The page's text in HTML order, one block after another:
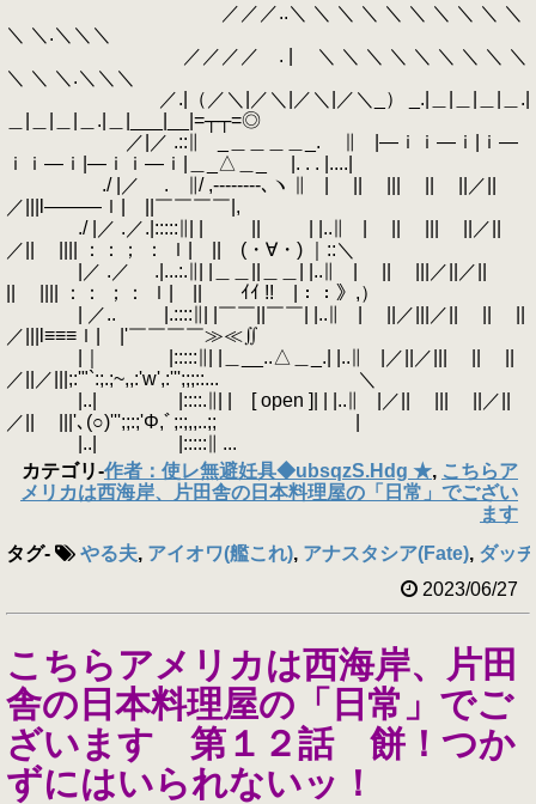
／／／..＼ ＼ ＼ ＼ ＼ ＼ ＼ ＼ ＼ ＼
＼ ＼.＼＼＼
／／／／ . | ＼ ＼ ＼ ＼ ＼ ＼ ＼ ＼ ＼
＼ ＼ ＼.＼＼＼
／.|（／＼|／＼|／＼|／＼_） _.|＿|＿|＿|＿.|
＿|＿|＿|＿.|＿|___|__|=┬┬=◎
／|／ .::∥ _＿＿＿＿_. ∥ |―ｉｉ―ｉ|ｉ―
ｉｉ―ｉ|―ｉｉ―ｉ|＿_△＿_ |. . . |....|
./ |／ . ∥/ ,--------､ヽ ∥ | || ||| || ||／||
／|||l―――ｌ| ||￣￣￣￣|,
./ |／ .／.|:::::∥| | || | |..∥ | || ||| ||／||
／|| |||| ：：； ： ｌ| || (・∀・) ｜::＼
|／ .／ .|...:.∥| |＿＿||＿＿| |..∥ | || |||／||／||
|| |||| ：： ；： ｌ| || ｲｲ !! |：：》,）
| ／.. |.::::∥| |￣￣||￣￣| |..∥ | ||／|||／|| || ||
／|||l≡≡≡ｌ| |'￣￣￣￣≫≪∬
|｜ |:::::∥| |＿__..△＿_.| |..∥ |／||／||| || ||
／||／|||;:'"`:;.;~,,:'w',:''';;;::... ＼
|..| |::::.∥| | [ open ]| | |..∥ |／|| ||| ||／||
／|| |||'､(○)''';;:;'Φ,ﾞ;:;,,..;; |
|..| |:::::∥ ...
カテゴリ-作者：使レ無避妊具◆ubsqzS.Hdg ★, こちらア
メリカは西海岸、片田舎の日本料理屋の「日常」でござい
ます
タグ- やる夫, アイオワ(艦これ), アナスタシア(Fate), ダッ
2023/06/27
こちらアメリカは西海岸、片田
舎の日本料理屋の「日常」でご
ざいます 第１２話 餅！つか
ずにはいられないッ！